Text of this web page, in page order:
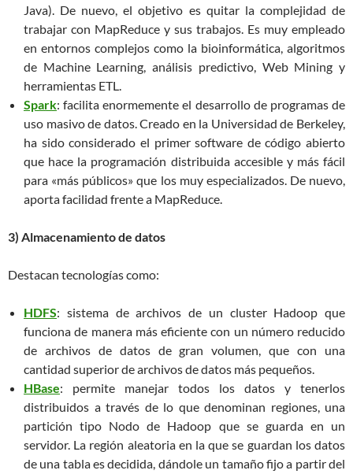
Java). De nuevo, el objetivo es quitar la complejidad de
trabajar con MapReduce y sus trabajos. Es muy empleado
en entornos complejos como la bioinformática, algoritmos
de Machine Learning, análisis predictivo, Web Mining y
herramientas ETL.
Spark: facilita enormemente el desarrollo de programas de
uso masivo de datos. Creado en la Universidad de Berkeley,
ha sido considerado el primer software de código abierto
que hace la programación distribuida accesible y más fácil
para «más públicos» que los muy especializados. De nuevo,
aporta facilidad frente a MapReduce.
3) Almacenamiento de datos
Destacan tecnologías como:
HDFS: sistema de archivos de un cluster Hadoop que
funciona de manera más eficiente con un número reducido
de archivos de datos de gran volumen, que con una
cantidad superior de archivos de datos más pequeños.
HBase: permite manejar todos los datos y tenerlos
distribuidos a través de lo que denominan regiones, una
partición tipo Nodo de Hadoop que se guarda en un
servidor. La región aleatoria en la que se guardan los datos
de una tabla es decidida, dándole un tamaño fijo a partir del